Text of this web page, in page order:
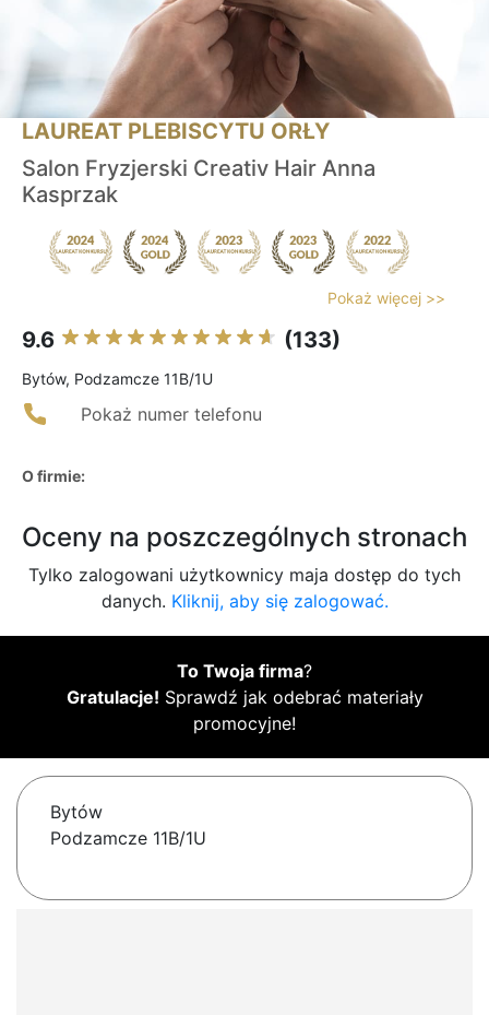
LAUREAT PLEBISCYTU ORŁY
Salon Fryzjerski Creativ Hair Anna
Kasprzak
Pokaż więcej >>
9.6 (133)
Bytów, Podzamcze 11B/1U
Pokaż numer telefonu
O firmie:
Oceny na poszczególnych stronach
Tylko zalogowani użytkownicy maja dostęp do tych
danych. Kliknij, aby się zalogować.
To Twoja firma?
Gratulacje! Sprawdź jak odebrać materiały
promocyjne!
Bytów
Podzamcze 11B/1U